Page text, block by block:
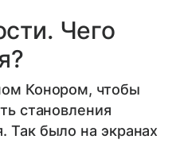
Чего
Конором, чтобы
становления
Так было на экранах